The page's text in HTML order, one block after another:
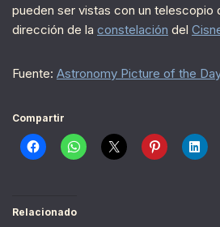
pueden ser vistas con un telescopio
dirección de la constelación del
Fuente: Astronomy Picture of the
Compartir
Relacionado